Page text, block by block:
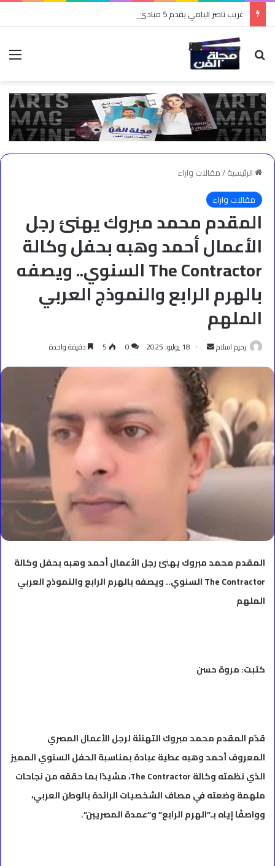
غريب ناصر اليامي يقدم 5 مبادئ في صناعة المحتوى
بحث عن
الرئيسية/مقالات واراء
مقالات واراء
المقدم محمد مبروك يهنئ رجل
الأعمال أحمد وهبه بحفل وكالة
The Contractor السنوي.. ويصفه
بالهرم الرابع والنموذج العربي
الملهم
رحيم اسلام
أرسل
إلكترونيا
18 يوليو، 2025 0
5 دقيقة واحدة
المقدم محمد مبروك يهنئ رجل الأعمال أحمد وهبه بحفل وكالة
The Contractor السنوي.. ويصفه بالهرم الرابع والنموذج العربي
الملهم
كتبت: مروة حسن
قدّم المقدم محمد مبروك التهنئة لرجل الأعمال المصري
المعروف أحمد وهبه عطية عبادة بمناسبة الحفل السنوي المميز
الذي نظمته وكالة The Contractor، مشيدًا بما حققه من نجاحات
ملهمة وضعته في مصاف الشخصيات الرائدة بالوطن العربي،
وواصفًا إياه بـ”الهرم الرابع” و”عمدة المصريين”.